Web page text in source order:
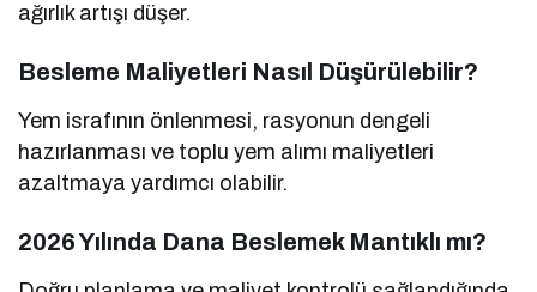
ağırlık artışı düşer.
Besleme Maliyetleri Nasıl Düşürülebilir?
Yem israfının önlenmesi, rasyonun dengeli
hazırlanması ve toplu yem alımı maliyetleri
azaltmaya yardımcı olabilir.
2026 Yılında Dana Beslemek Mantıklı mı?